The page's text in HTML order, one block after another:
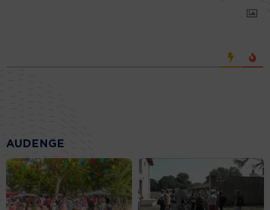
AUDENGE